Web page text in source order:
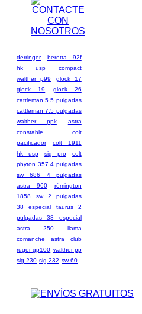
derringer
beretta 92f
hk usp compact
walther p99
glock 17
glock 19
glock 26
cattleman 5.5 pulgadas
cattleman 7.5 pulgadas
walther ppk
astra
constable
colt
pacificador
colt 1911
hk usp
sig pro
colt
phyton 357 4 pulgadas
sw 686 4 pulgadas
astra 960
rémington
1858
sw 2 pulgadas
38 especial
taurus 2
pulgadas 38 especial
astra 250
llama
comanche
astra club
ruger gp100 walther pp
sig 230 sig 232 sw 60